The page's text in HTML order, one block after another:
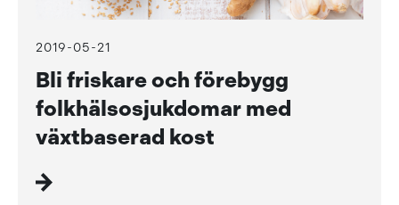
2019-05-21
Bli friskare och förebygg
folkhälsosjukdomar med
växtbaserad kost